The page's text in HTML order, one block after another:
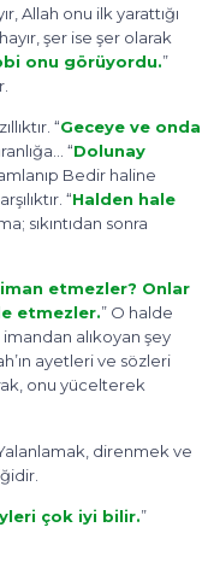
Allah onu ilk yarattığı
şer ise şer olarak
onu görüyordu.”
“Geceye ve onda
“Dolunay
Bedir haline
“Halden hale
sıkıntıdan sonra
etmezler? Onlar
etmezler.” O halde
imandan alıkoyan şey
ayetleri ve sözleri
onu yücelterek
direnmek ve
çok iyi bilir.”